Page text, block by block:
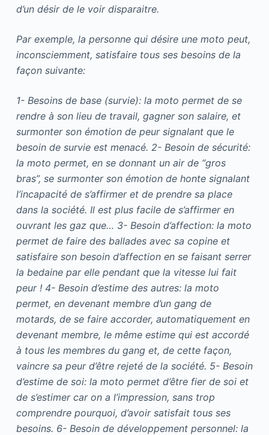
d’un désir de le voir disparaitre.
Par exemple, la personne qui désire une moto peut,
inconsciemment, satisfaire tous ses besoins de la
façon suivante:
1- Besoins de base (survie): la moto permet de se
rendre à son lieu de travail, gagner son salaire, et
surmonter son émotion de peur signalant que le
besoin de survie est menacé. 2- Besoin de sécurité:
la moto permet, en se donnant un air de “gros
bras”, se surmonter son émotion de honte signalant
l’incapacité de s’affirmer et de prendre sa place
dans la société. Il est plus facile de s’affirmer en
ouvrant les gaz que… 3- Besoin d’affection: la moto
permet de faire des ballades avec sa copine et
satisfaire son besoin d’affection en se faisant serrer
la bedaine par elle pendant que la vitesse lui fait
peur ! 4- Besoin d’estime des autres: la moto
permet, en devenant membre d’un gang de
motards, de se faire accorder, automatiquement en
devenant membre, le même estime qui est accordé
à tous les membres du gang et, de cette façon,
vaincre sa peur d’être rejeté de la société. 5- Besoin
d’estime de soi: la moto permet d’être fier de soi et
de s’estimer car on a l’impression, sans trop
comprendre pourquoi, d’avoir satisfait tous ses
besoins. 6- Besoin de développement personnel: la